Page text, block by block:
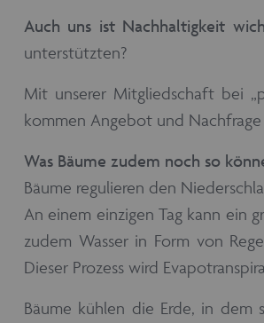
Auch uns ist Nachhaltigkeit
unterstützten?
Mit unserer Mitgliedschaft bei
kommen Angebot und
Was Bäume zudem noch so
Bäume regulieren den
An einem einzigen Tag kann ein
zudem Wasser in Form von
Dieser Prozess wird
Bäume kühlen die Erde, in dem